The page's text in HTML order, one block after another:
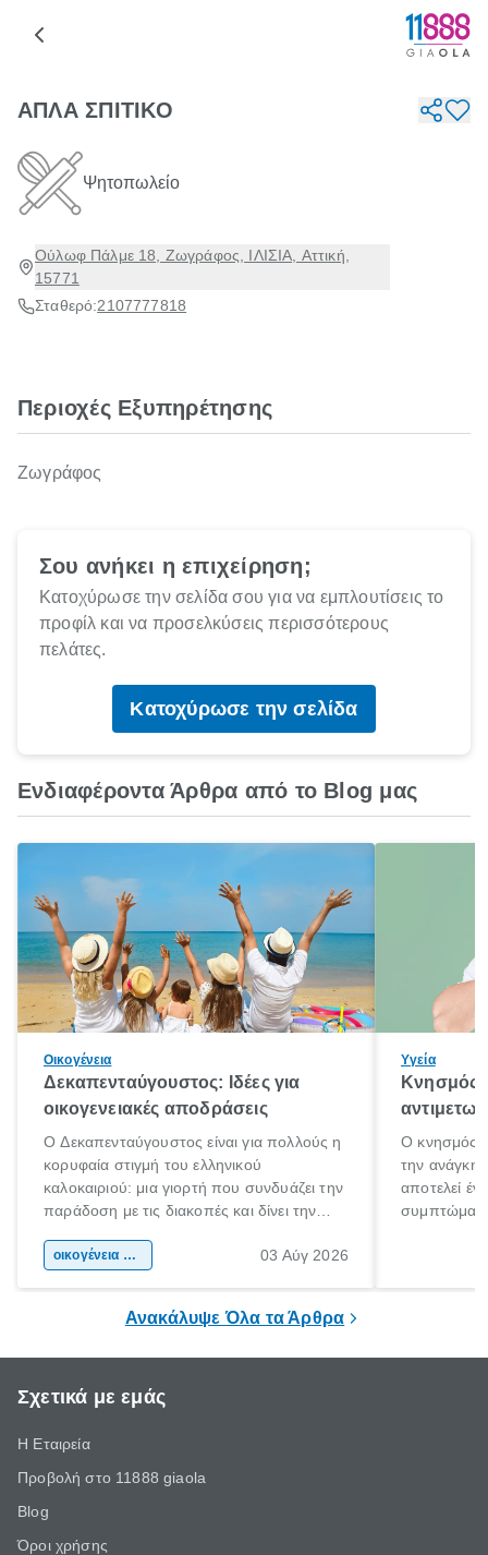
ΑΠΛΑ ΣΠΙΤΙΚΟ
Ψητοπωλείο
Ούλωφ Πάλμε 18, Ζωγράφος, ΙΛΙΣΙΑ, Αττική,
15771
Σταθερό:2107777818
Περιοχές Εξυπηρέτησης
Ζωγράφος
Σου ανήκει η επιχείρηση;
Κατοχύρωσε την σελίδα σου για να εμπλουτίσεις το
προφίλ και να προσελκύσεις περισσότερους
πελάτες.
Κατοχύρωσε την σελίδα
Ενδιαφέροντα Άρθρα από το Blog μας
Οικογένεια
Δεκαπενταύγουστος: Ιδέες για
οικογενειακές αποδράσεις
Ο Δεκαπενταύγουστος είναι για πολλούς η
κορυφαία στιγμή του ελληνικού
καλοκαιριού: μια γιορτή που συνδυάζει την
παράδοση με τις διακοπές και δίνει την
χώρας. Είτε πρόκειται για λίγες μέρες
οικογένεια & παιδί 03 Αύγ 2026
Υγεία
Κνησμός:
Ο κνησμός
την ανάγκη
αποτελεί
Ανακάλυψε Όλα τα Άρθρα
Σχετικά με εμάς
Η Εταιρεία
Προβολή στο 11888 giaola
Blog
Όροι χρήσης